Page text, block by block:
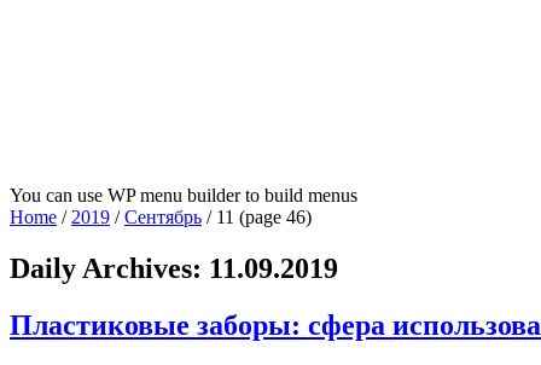
You can use WP menu builder to build menus
Home /2019 /Сентябрь / 11 (page 46)
Daily Archives: 11.09.2019
Пластиковые заборы: сфера